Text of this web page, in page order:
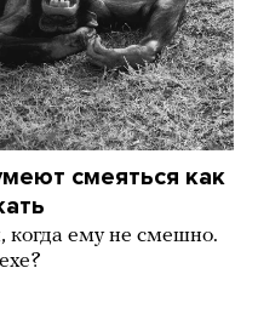
смеяться как
когда ему не смешно.